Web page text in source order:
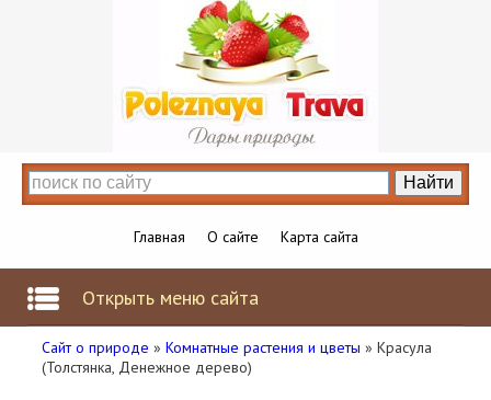
Главная О сайте Карта сайта
Открыть меню сайта
Сайт о природе » Комнатные растения и цветы » Красула
(Толстянка, Денежное дерево)